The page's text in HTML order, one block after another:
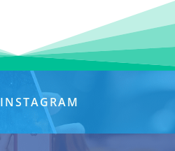
INSTAGRAM